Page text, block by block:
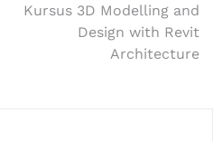
Kursus 3D Modelling and
Design with Revit
Architecture